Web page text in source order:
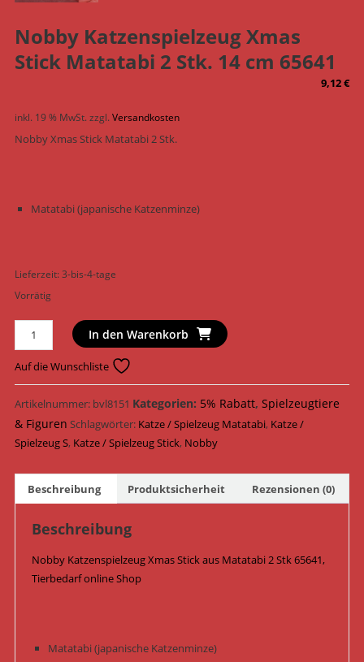
Nobby Katzenspielzeug Xmas
Stick Matatabi 2 Stk. 14 cm 65641
9,12€
inkl. 19 % MwSt.zzgl.Versandkosten
Nobby Xmas Stick Matatabi 2 Stk.
Matatabi (japanische Katzenminze)
Lieferzeit:3-bis-4-tage
Vorrätig
Nobby
Katzenspielzeug
Xmas
Stick
Matatabi
2
Stk.
cm
65641
In den Warenkorb
Auf die Wunschliste
Artikelnummer: bvl8151 Kategorien: 5% Rabatt, Spielzeugtiere
& Figuren Schlagwörter: Katze / Spielzeug Matatabi, Katze /
Spielzeug S, Katze / Spielzeug Stick, Nobby
Beschreibung Produktsicherheit Rezensionen (0)
Beschreibung
Nobby Katzenspielzeug Xmas Stick aus Matatabi 2 Stk 65641,
Tierbedarf online Shop
Matatabi (japanische Katzenminze)